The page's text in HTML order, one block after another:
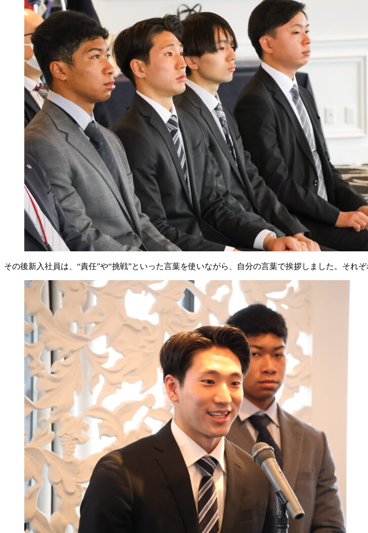
その後新入社員は、“責任”や“挑戦”といった言葉を使いながら、自分の言葉で挨拶しました。それ